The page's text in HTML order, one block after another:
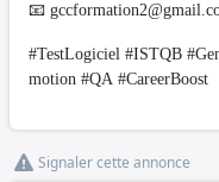
📧
#TestLogiciel #ISTQB
motion #QA #CareerBoost
Signaler cette annonce